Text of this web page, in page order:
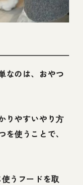
なのは、おやつ
りやすいやり方
使うことで、
うフードを取